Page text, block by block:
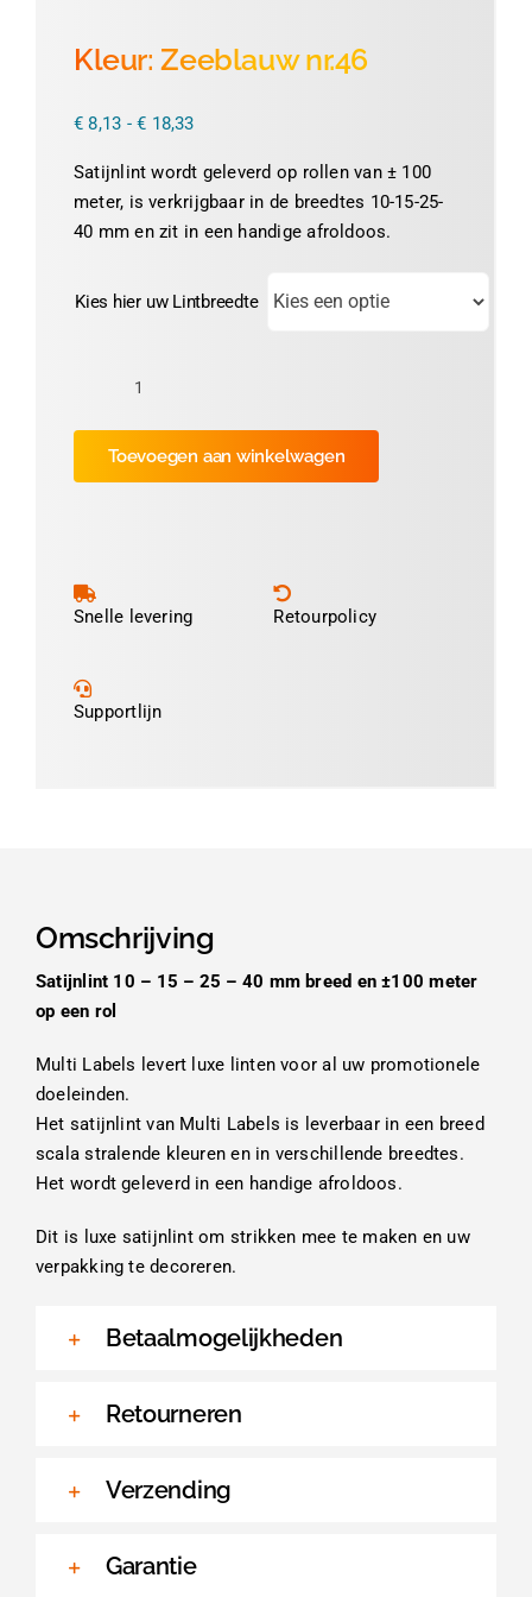
Evolis
Accessoires
Kleur: Zeeblauw nr.46
€ 8,13 - € 18,33Prijsklasse:
tot
€ 18,33
Satijnlint wordt geleverd op rollen van ± 100
meter, is verkrijgbaar in de breedtes 10-15-25-
40 mm en zit in een handige afroldoos.
Kies hier uw Lintbreedte
Kleur:
Zeeblauw
nr.46
aantal
Toevoegen aan winkelwagen
Snelle levering Retourpolicy
Supportlijn
Omschrijving
Satijnlint 10 – 15 – 25 – 40 mm breed en ±100 meter
op een rol
Multi Labels levert luxe linten voor al uw promotionele
doeleinden.
Het satijnlint van Multi Labels is leverbaar in een breed
scala stralende kleuren en in verschillende breedtes.
Het wordt geleverd in een handige afroldoos.
Dit is luxe satijnlint om strikken mee te maken en uw
verpakking te decoreren.
Betaalmogelijkheden
Retourneren
Verzending
Garantie